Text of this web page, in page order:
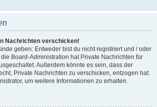
Nachrichten verschicken!
geben: Entweder bist du nicht registriert und / oder
Board-Administration hat Private Nachrichten für
Außerdem könnte es sein, dass der
Private Nachrichten zu verschicken, entzogen hat.
um weitere Informationen zu erhalten.